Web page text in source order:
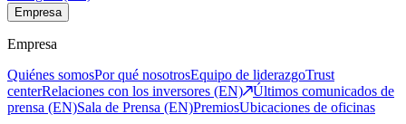
Empresa
Empresa
Quiénes somosPor qué nosotrosEquipo de liderazgoTrust
centerRelaciones con los inversores (EN)
Últimos comunicados de
prensa (EN)Sala de Prensa (EN)PremiosUbicaciones de oficinas